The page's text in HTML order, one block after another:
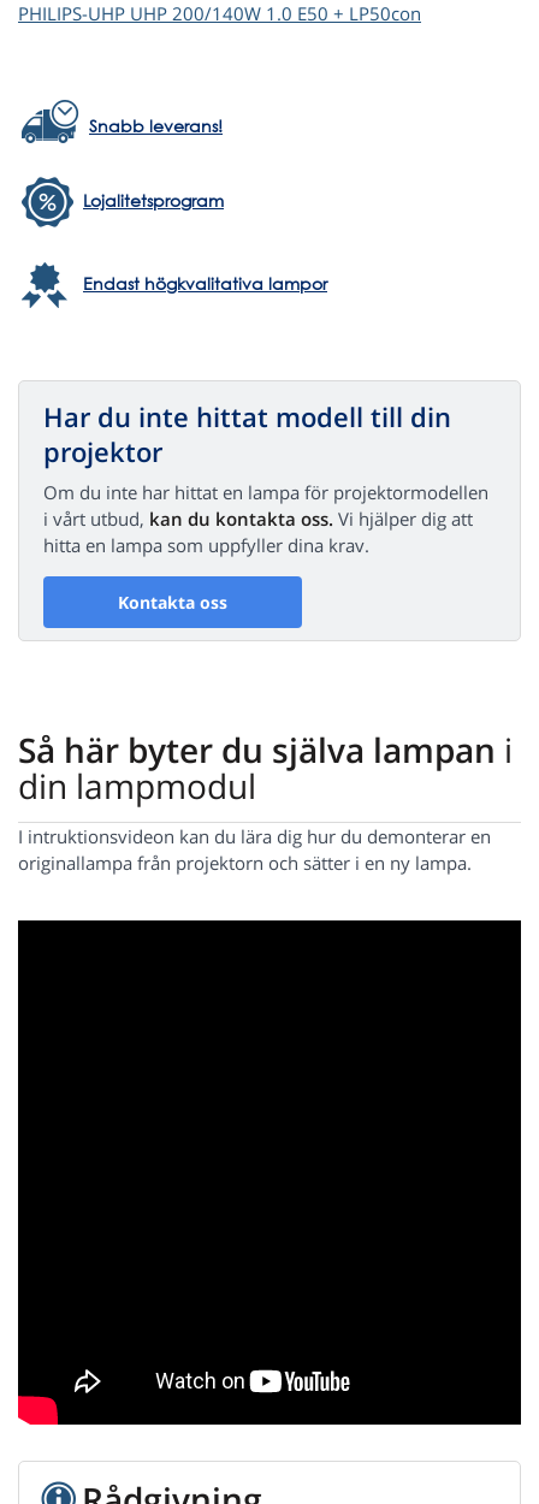
PHILIPS-UHP UHP 200/140W 1.0 E50 + LP50con
Snabb leverans!
Lojalitetsprogram
Endast högkvalitativa lampor
Har du inte hittat modell till din
projektor
Om du inte har hittat en lampa för projektormodellen
i vårt utbud, kan du kontakta oss. Vi hjälper dig att
hitta en lampa som uppfyller dina krav.
Kontakta oss
Så här byter du själva lampan i
din lampmodul
I intruktionsvideon kan du lära dig hur du demonterar en
originallampa från projektorn och sätter i en ny lampa.